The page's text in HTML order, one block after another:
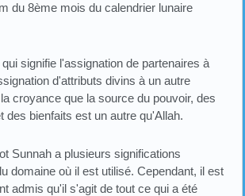
du 8ème mois du calendrier lunaire
signifie l'assignation de partenaires à
d'attributs divins à un autre
croyance que la source du pouvoir, des
des bienfaits est un autre qu'Allah.
Sunnah a plusieurs significations
domaine où il est utilisé. Cependant, il est
admis qu'il s'agit de tout ce qui a été